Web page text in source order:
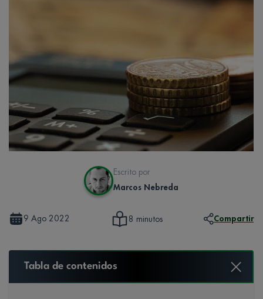
Escrito por
Marcos Nebreda
9 Ago 2022 8 minutos Compartir
Tabla de contenidos